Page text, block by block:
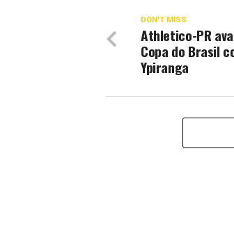
DON'T MISS
Athletico-PR
Copa do Brasil
Ypiranga